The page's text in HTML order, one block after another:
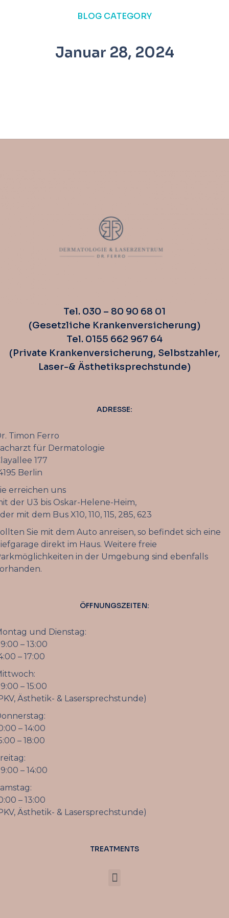
BLOG CATEGORY
Januar 28, 2024
Tel. 030 – 80 90 68 01
(Gesetzliche Krankenversicherung)
Tel. 0155 662 967 64
(Private Krankenversicherung, Selbstzahler,
Laser-& Ästhetiksprechstunde)
ADRESSE:
Timon Ferro
für Dermatologie
177
Berlin
erreichen uns
der U3 bis Oskar-Helene-Heim,
mit dem Bus X10, 110, 115, 285, 623
Sie mit dem Auto anreisen, so befindet sich eine
direkt im Haus. Weitere freie
in der Umgebung sind ebenfalls
ÖFFNUNGSZEITEN:
und Dienstag:
– 13:00
– 17:00
– 15:00
Ästhetik- & Lasersprechstunde)
– 14:00
– 18:00
– 14:00
– 13:00
Ästhetik- & Lasersprechstunde)
TREATMENTS